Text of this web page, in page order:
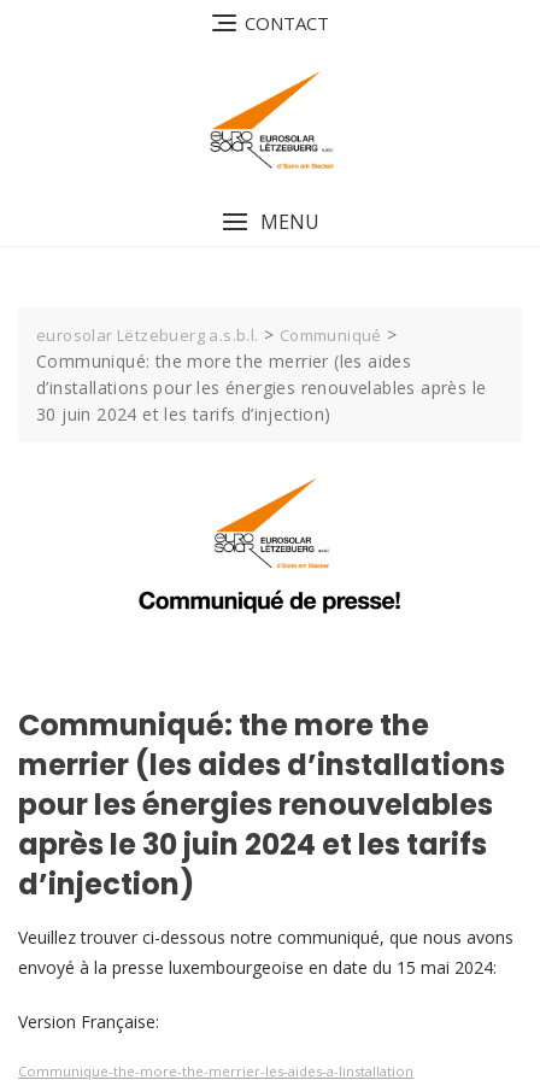
CONTACT
MENU
eurosolar Lëtzebuerg a.s.b.l. > Communiqué >
Communiqué: the more the merrier (les aides
d’installations pour les énergies renouvelables après le
30 juin 2024 et les tarifs d’injection)
Communiqué: the more the
merrier (les aides d’installations
pour les énergies renouvelables
après le 30 juin 2024 et les tarifs
d’injection)
Veuillez trouver ci-dessous notre communiqué, que nous avons
envoyé à la presse luxembourgeoise en date du 15 mai 2024:
Version Française:
Communique-the-more-the-merrier-les-aides-a-linstallation